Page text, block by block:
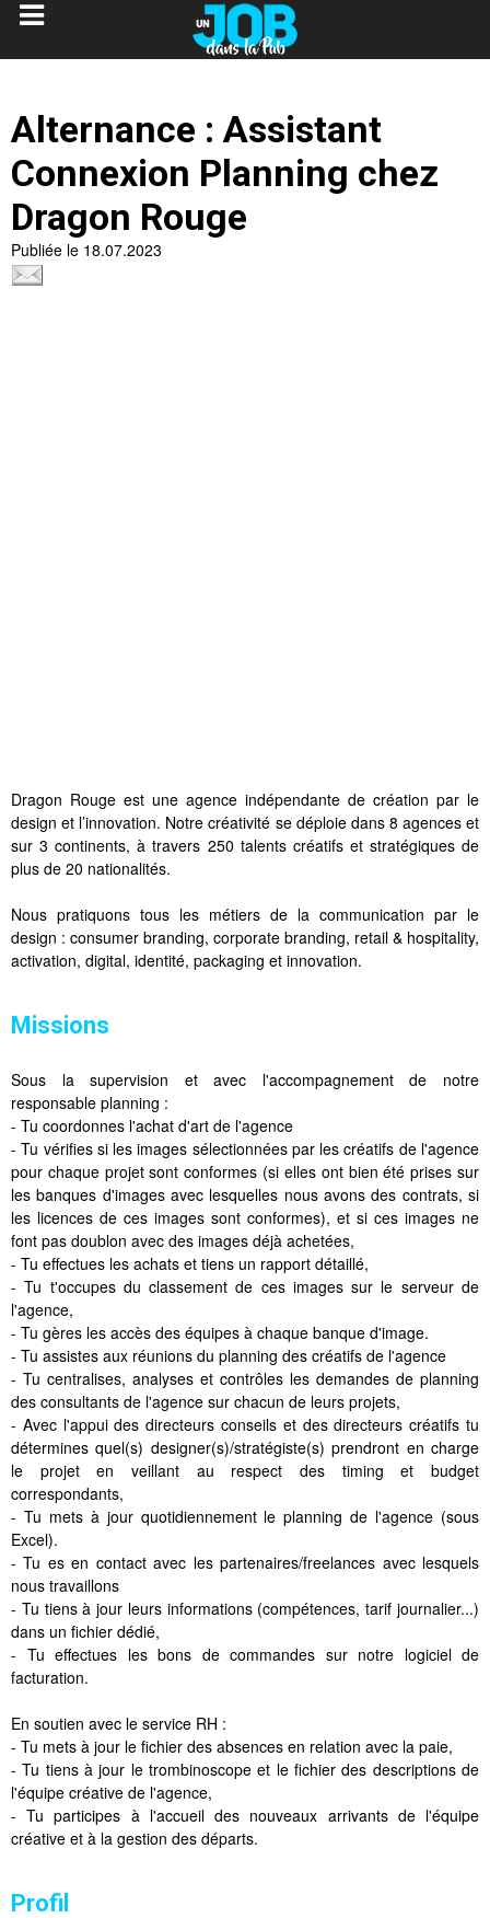
Alternance : Assistant
Connexion Planning chez
Dragon Rouge
Publiée le 18.07.2023
Dragon Rouge est une agence indépendante de création par le
design et l’innovation. Notre créativité se déploie dans 8 agences et
sur 3 continents, à travers 250 talents créatifs et stratégiques de
plus de 20 nationalités.
Nous pratiquons tous les métiers de la communication par le
design : consumer branding, corporate branding, retail & hospitality,
activation, digital, identité, packaging et innovation.
Missions
Sous la supervision et avec l'accompagnement de notre
responsable planning :
- Tu coordonnes l'achat d'art de l'agence
- Tu vérifies si les images sélectionnées par les créatifs de l'agence
pour chaque projet sont conformes (si elles ont bien été prises sur
les banques d'images avec lesquelles nous avons des contrats, si
les licences de ces images sont conformes), et si ces images ne
font pas doublon avec des images déjà achetées,
- Tu effectues les achats et tiens un rapport détaillé,
- Tu t'occupes du classement de ces images sur le serveur de
l'agence,
- Tu gères les accès des équipes à chaque banque d'image.
- Tu assistes aux réunions du planning des créatifs de l'agence
- Tu centralises, analyses et contrôles les demandes de planning
des consultants de l'agence sur chacun de leurs projets,
- Avec l'appui des directeurs conseils et des directeurs créatifs tu
détermines quel(s) designer(s)/stratégiste(s) prendront en charge
le projet en veillant au respect des timing et budget
correspondants,
- Tu mets à jour quotidiennement le planning de l'agence (sous
Excel).
- Tu es en contact avec les partenaires/freelances avec lesquels
nous travaillons
- Tu tiens à jour leurs informations (compétences, tarif journalier...)
dans un fichier dédié,
- Tu effectues les bons de commandes sur notre logiciel de
facturation.
En soutien avec le service RH :
- Tu mets à jour le fichier des absences en relation avec la paie,
- Tu tiens à jour le trombinoscope et le fichier des descriptions de
l'équipe créative de l'agence,
- Tu participes à l'accueil des nouveaux arrivants de l'équipe
créative et à la gestion des départs.
Profil